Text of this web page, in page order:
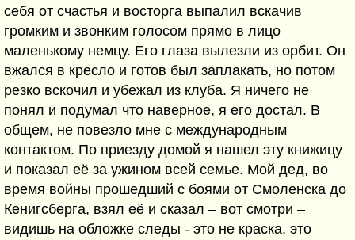
себя от счастья и восторга выпалил вскачив
громким и звонким голосом прямо в лицо
маленькому немцу. Его глаза вылезли из орбит. Он
вжался в кресло и готов был заплакать, но потом
резко вскочил и убежал из клуба. Я ничего не
понял и подумал что наверное, я его достал. В
общем, не повезло мне с международным
контактом. По приезду домой я нашел эту книжицу
и показал её за ужином всей семье. Мой дед, во
время войны прошедший с боями от Смоленска до
Кенигсберга, взял её и сказал – вот смотри –
видишь на обложке следы - это не краска, это